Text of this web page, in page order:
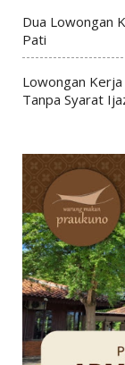
Dua Lowongan
Pati
Lowongan
Tanpa Syarat